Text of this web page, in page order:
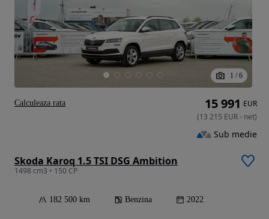
1 / 6
Skoda Karoq 1.5 TSI DSG Ambition
1498 cm3 • 150 CP
182 500 km Benzina 2022
15 991 EUR
(13 215 EUR- net)
Sub medie
Calculeaza rata